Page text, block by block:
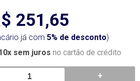
251,65
já com 5% de desconto)
sem juros no cartão de crédito
+